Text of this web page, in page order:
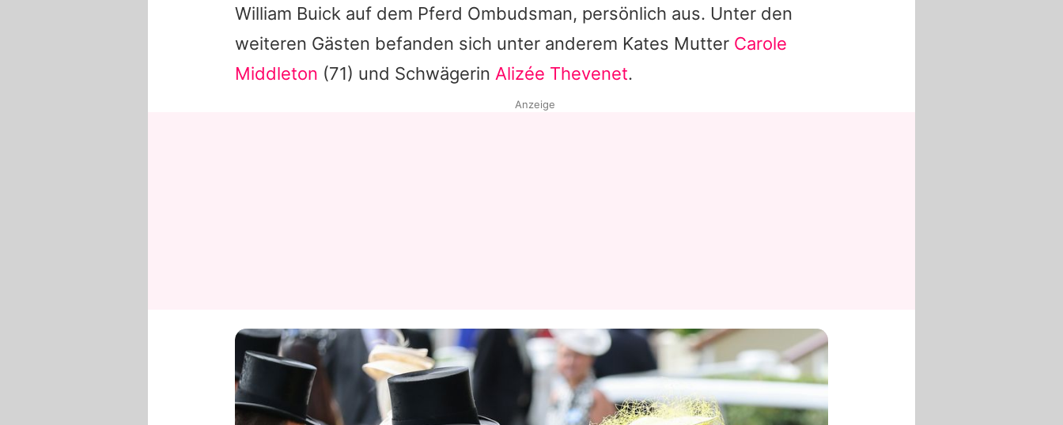
William Buick auf dem Pferd Ombudsman, persönlich aus. Unter den
weiteren Gästen befanden sich unter anderem Kates Mutter Carole
Middleton (71) und Schwägerin Alizée Thevenet.
Anzeige